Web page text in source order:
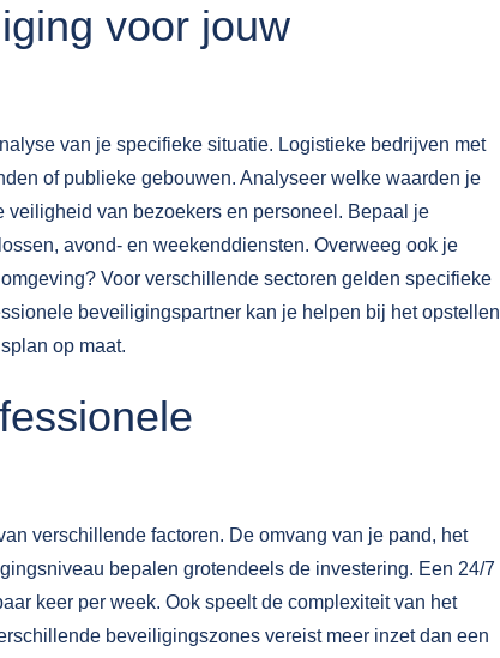
voor jouw
van je specifieke situatie. Logistieke bedrijven met
of publieke gebouwen. Analyseer welke waarden je
veiligheid van bezoekers en personeel. Bepaal je
avond- en weekenddiensten. Overweeg ook je
Voor verschillende sectoren gelden specifieke
beveiligingspartner kan je helpen bij het opstellen
op maat.
verschillende factoren. De omvang van je pand, het
bepalen grotendeels de investering. Een 24/7
keer per week. Ook speelt de complexiteit van het
beveiligingszones vereist meer inzet dan een